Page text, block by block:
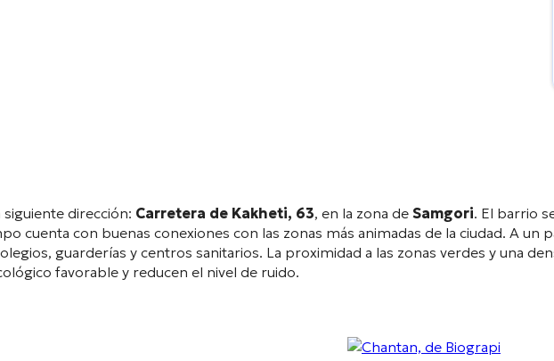
dirección: Carretera de Kakheti, 63, en la zona de Samgori. El barrio
cuenta con buenas conexiones con las zonas más animadas de la ciudad. A un
guarderías y centros sanitarios. La proximidad a las zonas verdes y una
favorable y reducen el nivel de ruido.